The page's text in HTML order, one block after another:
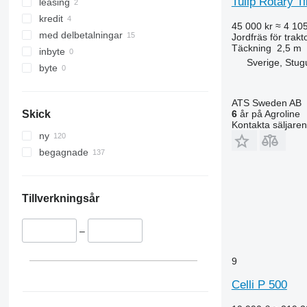
leasing
kredit
med delbetalningar
inbyte
byte
Skick
ny
begagnade
Tillverkningsår
–
45 000 kr ≈ 4
Jordfräs för
Täckning
2,5 m
Sverige,
ATS Sweden AB
6år på Agroline
Kontakta säljaren
9
Celli P 500